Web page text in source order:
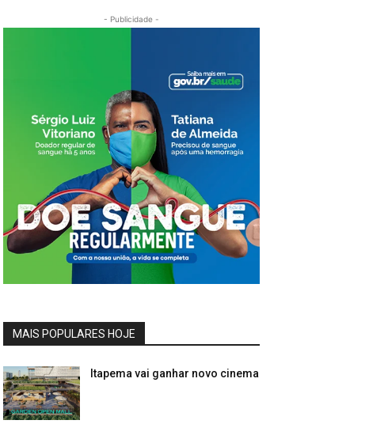
- Publicidade -
MAIS POPULARES HOJE
Itapema vai ganhar novo cinema